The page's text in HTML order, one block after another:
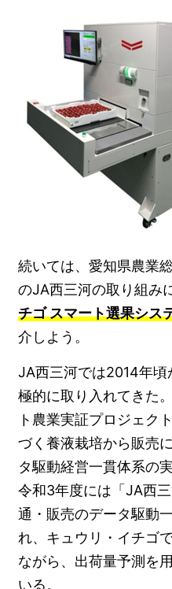
続いては、愛知県農業
のJA西三河の取り組み
チゴ スマート選果シス
介しよう。
JA西三河では2014年
極的に取り入れてきた
ト農業実証プロジェク
づく養液栽培から販売
タ駆動経営一貫体系の
令和3年度には「JA西
通・販売のデータ駆動
れ、キュウリ・イチゴ
ながら、出荷量予測を
いる。